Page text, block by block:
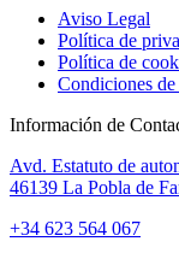
Aviso Legal
Política de
Política de
Condiciones de
Información de
Avd. Estatuto de
46139 La Pobla de
+34 623 564 067